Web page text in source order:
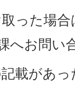
った場合
へお問い
載があっ